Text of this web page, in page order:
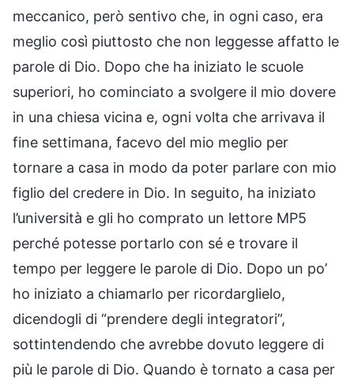
meccanico, però sentivo che, in ogni caso, era
meglio così piuttosto che non leggesse affatto le
parole di Dio. Dopo che ha iniziato le scuole
superiori, ho cominciato a svolgere il mio dovere
in una chiesa vicina e, ogni volta che arrivava il
fine settimana, facevo del mio meglio per
tornare a casa in modo da poter parlare con mio
figlio del credere in Dio. In seguito, ha iniziato
l’università e gli ho comprato un lettore MP5
perché potesse portarlo con sé e trovare il
tempo per leggere le parole di Dio. Dopo un po’
ho iniziato a chiamarlo per ricordarglielo,
dicendogli di “prendere degli integratori”,
sottintendendo che avrebbe dovuto leggere di
più le parole di Dio. Quando è tornato a casa per